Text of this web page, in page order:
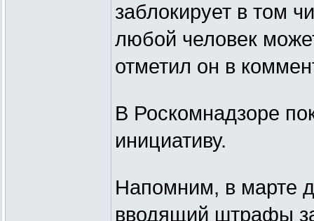
заблокирует в том
любой человек
отметил он в
В Роскомнадзоре
инициативу.
Напомним, в марте
вводящий штрафы